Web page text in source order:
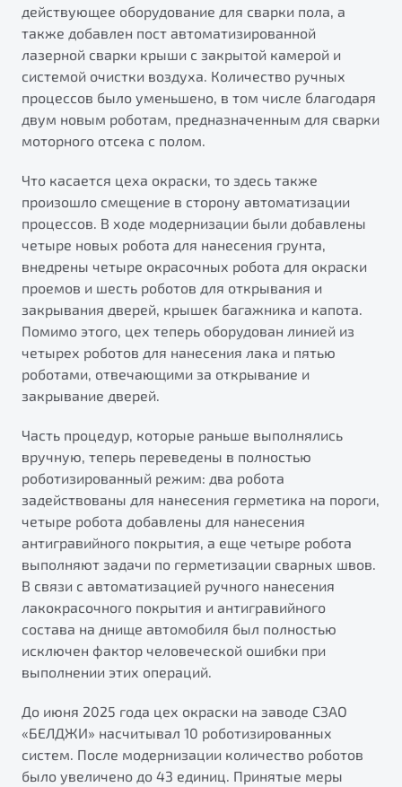
действующее оборудование для сварки пола, а
также добавлен пост автоматизированной
лазерной сварки крыши с закрытой камерой и
системой очистки воздуха. Количество ручных
процессов было уменьшено, в том числе благодаря
двум новым роботам, предназначенным для сварки
моторного отсека с полом.
Что касается цеха окраски, то здесь также
произошло смещение в сторону автоматизации
процессов. В ходе модернизации были добавлены
четыре новых робота для нанесения грунта,
внедрены четыре окрасочных робота для окраски
проемов и шесть роботов для открывания и
закрывания дверей, крышек багажника и капота.
Помимо этого, цех теперь оборудован линией из
четырех роботов для нанесения лака и пятью
роботами, отвечающими за открывание и
закрывание дверей.
Часть процедур, которые раньше выполнялись
вручную, теперь переведены в полностью
роботизированный режим: два робота
задействованы для нанесения герметика на пороги,
четыре робота добавлены для нанесения
антигравийного покрытия, а еще четыре робота
выполняют задачи по герметизации сварных швов.
В связи с автоматизацией ручного нанесения
лакокрасочного покрытия и антигравийного
состава на днище автомобиля был полностью
исключен фактор человеческой ошибки при
выполнении этих операций.
До июня 2025 года цех окраски на заводе СЗАО
«БЕЛДЖИ» насчитывал 10 роботизированных
систем. После модернизации количество роботов
было увеличено до 43 единиц. Принятые меры